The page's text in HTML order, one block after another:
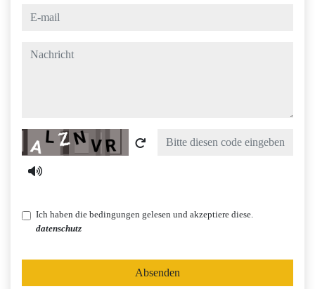
e-mail
nachricht
Captcha
Ich haben die bedingungen gelesen und akzeptiere diese.
datenschutz
Absenden